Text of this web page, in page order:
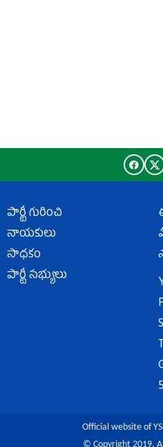
పార్టీ గురించి
నాయకులు
సాధకం
పార్టీ సభ్యులు
Official website of
© Copyright 2019.